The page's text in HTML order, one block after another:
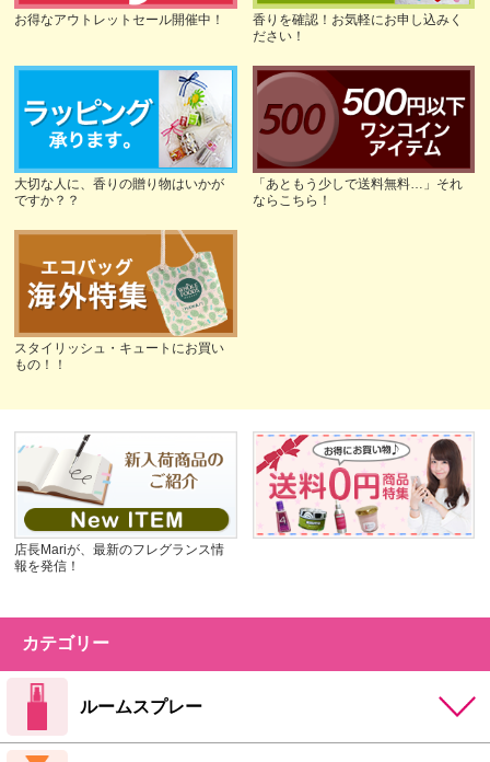
お得なアウトレットセール開催中！
香りを確認！お気軽にお申し込みく
ださい！
大切な人に、香りの贈り物はいかが
ですか？？
「あともう少しで送料無料…」それ
ならこちら！
スタイリッシュ・キュートにお買い
もの！！
店長Mariが、最新のフレグランス情
報を発信！
カテゴリー
ルームスプレー